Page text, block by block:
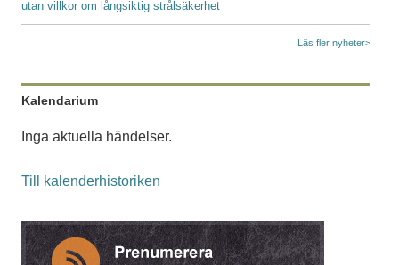
utan villkor om långsiktig strålsäkerhet
Läs fler nyheter>
Kalendarium
Inga aktuella händelser.
Till kalenderhistoriken